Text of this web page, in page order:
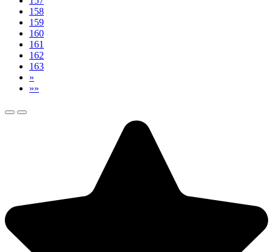
158
159
160
161
162
163
»
»»